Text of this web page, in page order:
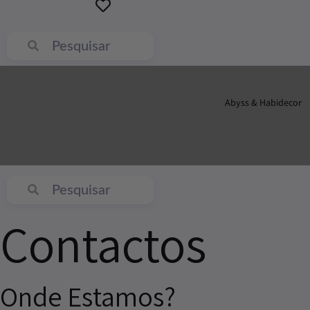
Abyss & Habidecor
Contactos
Onde Estamos?